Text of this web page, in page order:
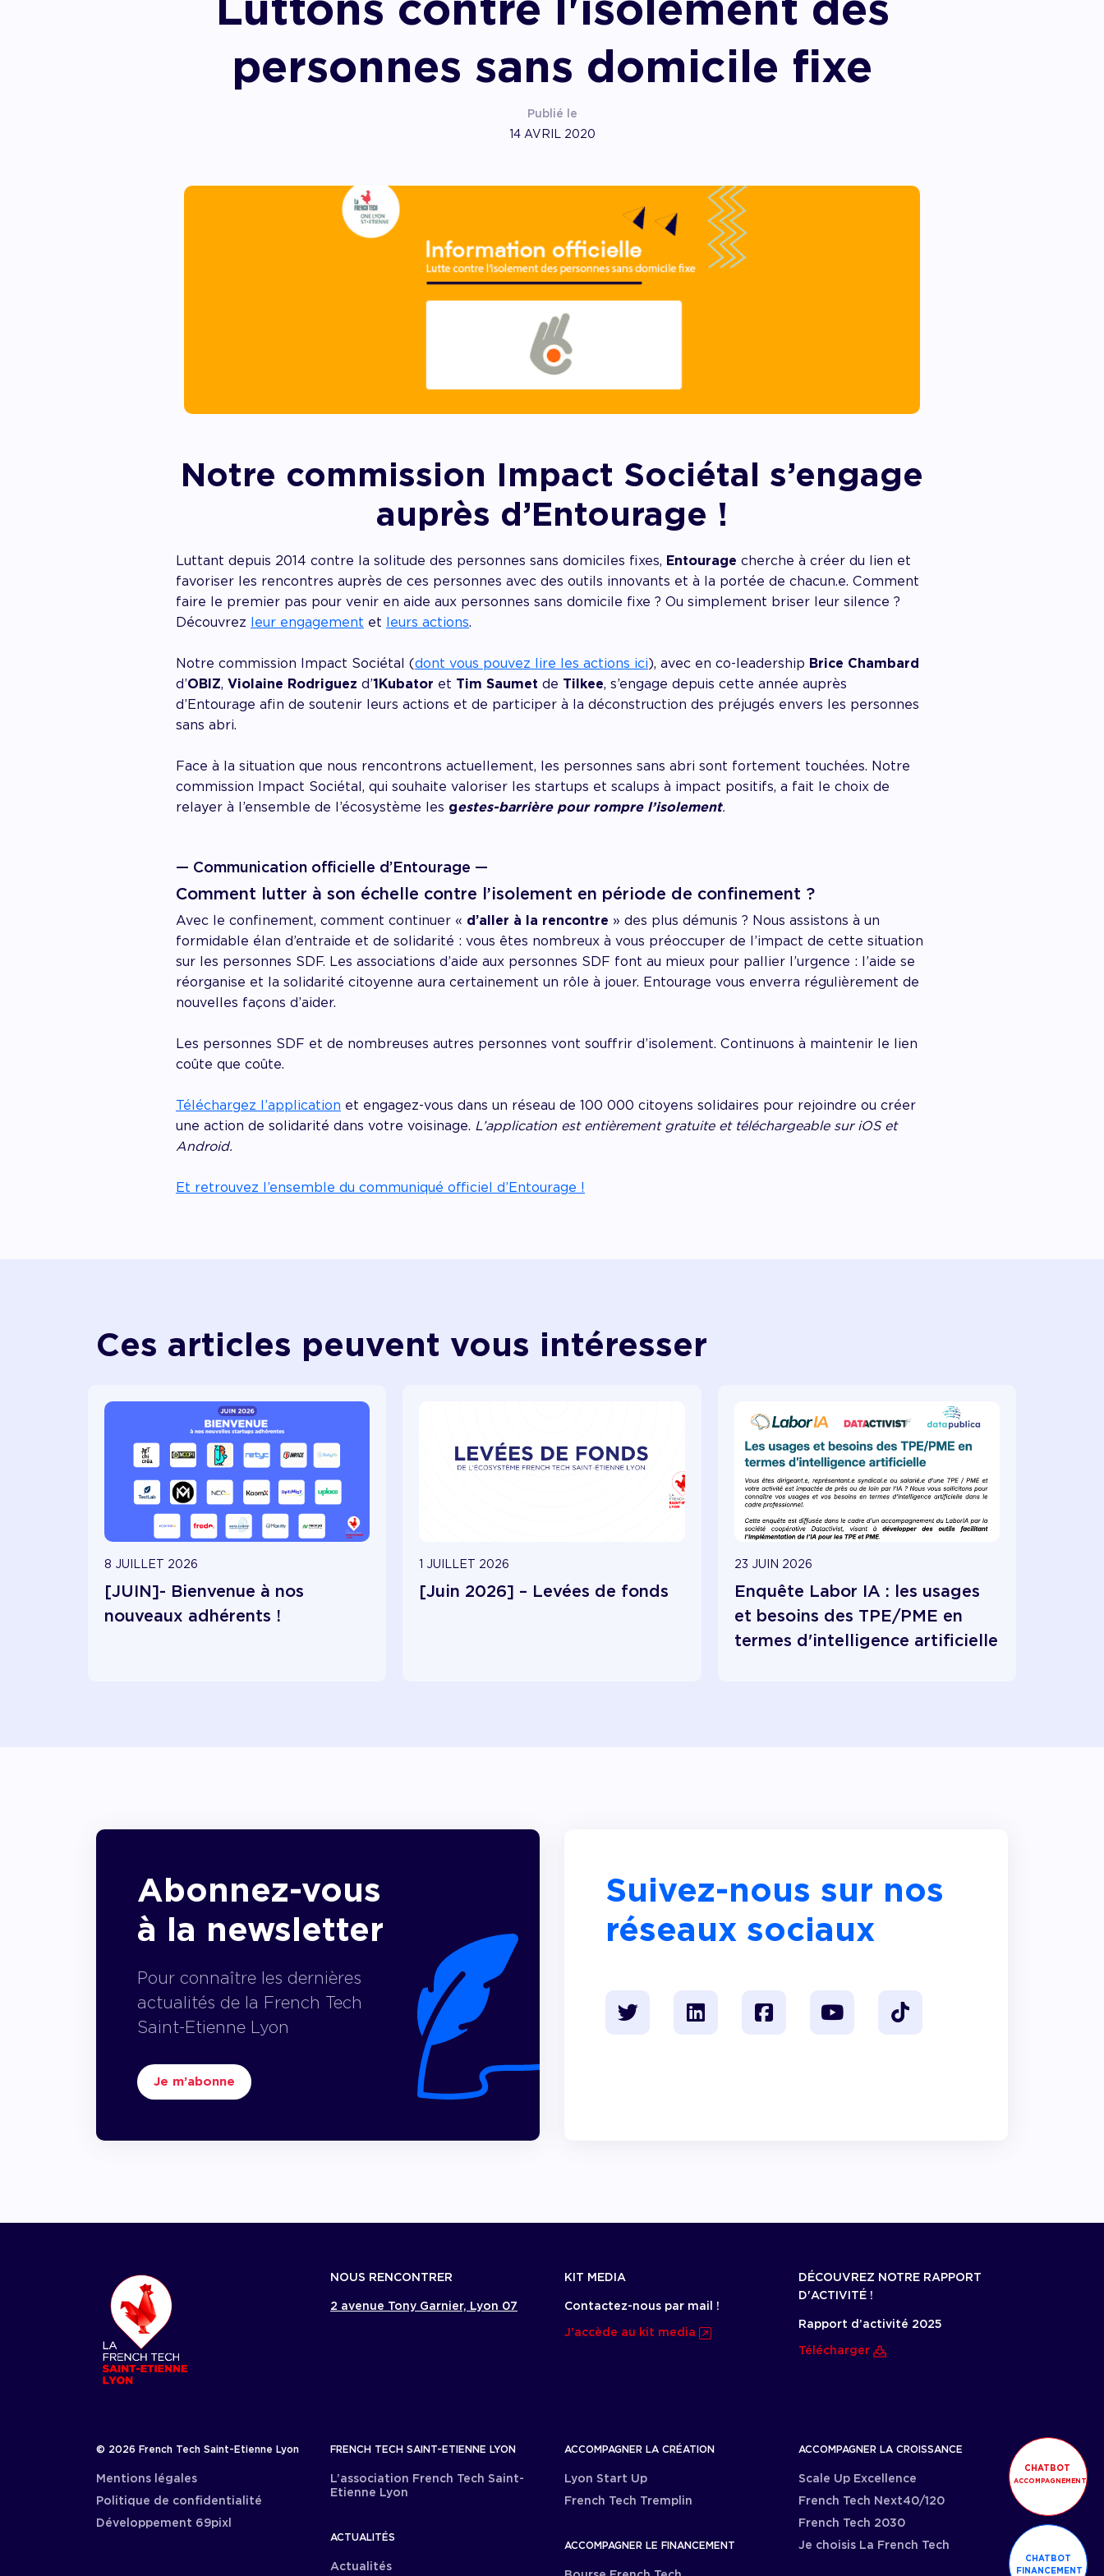
CHATBOT
ACCOMPAGNEMENT
CHATBOT
FINANCEMENT
personnes sans domicile fixe
Publié le
14 AVRIL 2020
Notre commission Impact Sociétal s’engage
auprès d’Entourage !
Luttant depuis 2014 contre la solitude des personnes sans domiciles fixes, Entourage cherche à créer du lien et
favoriser les rencontres auprès de ces personnes avec des outils innovants et à la portée de chacun.e. Comment
faire le premier pas pour venir en aide aux personnes sans domicile fixe ? Ou simplement briser leur silence ?
Découvrez
leur engagement et leurs actions.
Notre commission Impact Sociétal (dont vous pouvez lire les actions ici), avec en co-leadership Brice Chambard
d’OBIZ, Violaine Rodriguez d’1Kubator et Tim Saumet de Tilkee, s’engage depuis cette année auprès
d’Entourage afin de soutenir leurs actions et de participer à la déconstruction des préjugés envers les personnes
sans abri.
Face à la situation que nous rencontrons actuellement, les personnes sans abri sont fortement touchées. Notre
commission Impact Sociétal, qui souhaite valoriser les startups et scalups à impact positifs, a fait le choix de
relayer à l’ensemble de l’écosystème les gestes-barrière pour rompre l’isolement.
— Communication officielle d’Entourage —
Comment lutter à son échelle contre l’isolement en période de confinement ?
Avec le confinement, comment continuer « d’aller à la rencontre » des plus démunis ? Nous assistons à un
formidable élan d’entraide et de solidarité : vous êtes nombreux à vous préoccuper de l’impact de cette situation
sur les personnes SDF. Les associations d’aide aux personnes SDF font au mieux pour pallier l’urgence : l’aide se
réorganise et la solidarité citoyenne aura certainement un rôle à jouer. Entourage vous enverra régulièrement de
nouvelles façons d’aider.
Les personnes SDF et de nombreuses autres personnes vont souffrir d’isolement. Continuons à maintenir le lien
coûte que coûte.
Téléchargez l’application et engagez-vous dans un réseau de 100 000 citoyens solidaires pour rejoindre ou créer
une action de solidarité dans votre voisinage. L’application est entièrement gratuite et téléchargeable sur iOS et
Android.
Et retrouvez l’ensemble du communiqué officiel d’Entourage !
Ces articles peuvent vous intéresser
8 JUILLET 2026
[JUIN]- Bienvenue à nos
nouveaux adhérents !
1 JUILLET 2026
[Juin 2026] – Levées de fonds
23 JUIN 2026
Enquête Labor IA : les usages
et besoins des TPE/PME en
termes d'intelligence artificielle
Abonnez-vous
à la newsletter
Pour connaître les dernières
actualités de la French Tech
Saint-Etienne Lyon
Je m’abonne
Suivez-nous sur nos
réseaux sociaux
NOUS RENCONTRER
2 avenue Tony Garnier, Lyon 07
KIT MEDIA
Contactez-nous par mail !
J'accède au kit media
DÉCOUVREZ NOTRE RAPPORT
D'ACTIVITÉ !
Rapport d’activité 2025
Télécharger
© 2026 French Tech Saint-Etienne Lyon
Mentions légales
Politique de confidentialité
Développement 69pixl
FRENCH TECH SAINT-ETIENNE LYON
L’association French Tech Saint-
Etienne Lyon
ACTUALITÉS
Actualités
ACCOMPAGNER LA CRÉATION
Lyon Start Up
French Tech Tremplin
ACCOMPAGNER LE FINANCEMENT
ACCOMPAGNER LA CROISSANCE
Scale Up Excellence
French Tech Next40/120
French Tech 2030
Je choisis La French Tech